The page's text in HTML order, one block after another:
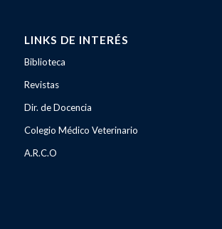
LINKS DE INTERÉS
Biblioteca
Revistas
Dir. de Docencia
Colegio Médico Veterinario
A.R.C.O